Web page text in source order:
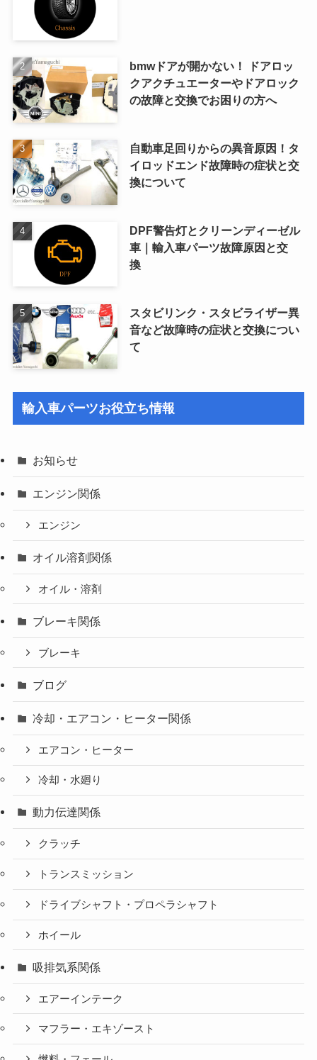
bmwドアが開かない！ ドアロッ
クアクチュエーターやドアロック
の故障と交換でお困りの方へ
自動車足回りからの異音原因！タ
イロッドエンド故障時の症状と交
換について
DPF警告灯とクリーンディーゼル
車｜輸入車パーツ故障原因と交
換
スタビリンク・スタビライザー異
音など故障時の症状と交換につい
て
輸入車パーツお役立ち情報
お知らせ
エンジン関係
エンジン
オイル溶剤関係
オイル・溶剤
ブレーキ関係
ブレーキ
ブログ
冷却・エアコン・ヒーター関係
エアコン・ヒーター
冷却・水廻り
動力伝達関係
クラッチ
トランスミッション
ドライブシャフト・プロペラシャフト
ホイール
吸排気系関係
エアーインテーク
マフラー・エキゾースト